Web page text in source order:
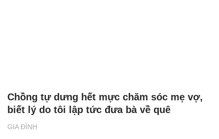
GIA ĐÌNH
Chồng tự dưng hết mực chăm sóc mẹ vợ,
biết lý do tôi lập tức đưa bà về quê